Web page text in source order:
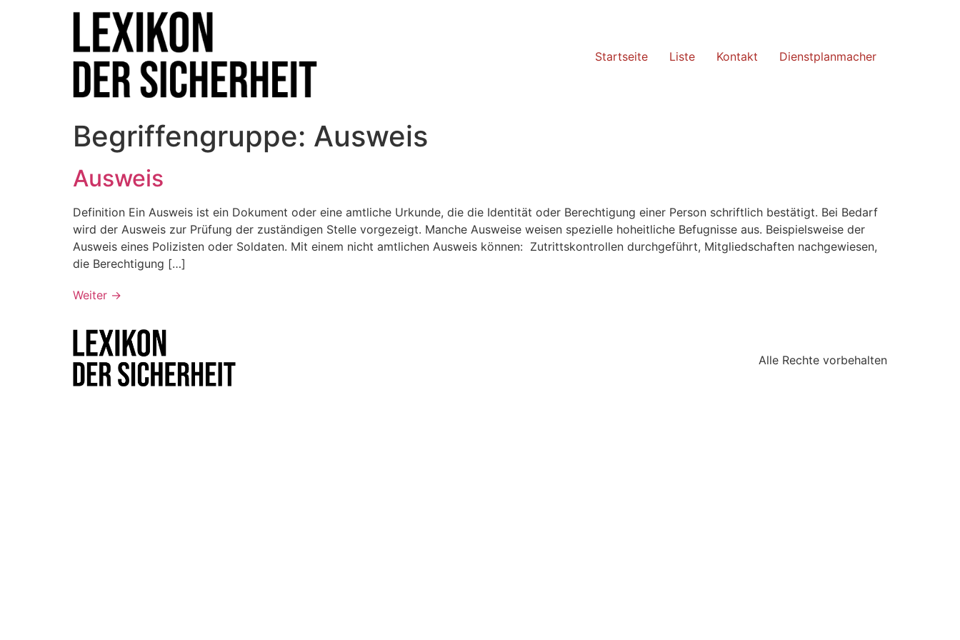
Startseite Liste Kontakt Dienstplanmacher
Begriffengruppe: Ausweis
Ausweis
Definition Ein Ausweis ist ein Dokument oder eine amtliche Urkunde, die die Identität oder Berechtigung einer Person schriftlich bestätigt. Bei Bedarf
wird der Ausweis zur Prüfung der zuständigen Stelle vorgezeigt. Manche Ausweise weisen spezielle hoheitliche Befugnisse aus. Beispielsweise der
Ausweis eines Polizisten oder Soldaten. Mit einem nicht amtlichen Ausweis können: Zutrittskontrollen durchgeführt, Mitgliedschaften nachgewiesen,
die Berechtigung […]
Weiter →
Alle Rechte vorbehalten